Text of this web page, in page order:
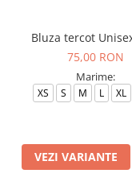
Bluza tercot
75,00 RON
Marime:
XS S M L XL
VEZI VARIANTE